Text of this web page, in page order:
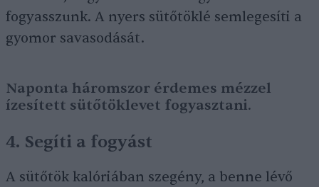
fogyasszunk. A nyers sütőtöklé semlegesíti a
gyomor savasodását.
Naponta háromszor érdemes mézzel
ízesített sütőtöklevet fogyasztani.
4. Segíti a fogyást
A sütőtök kalóriában szegény, a benne lévő